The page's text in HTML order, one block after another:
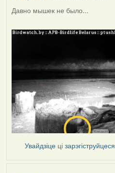
Давно мышек не было...
Увайдзіце цізарэгіструйцеся